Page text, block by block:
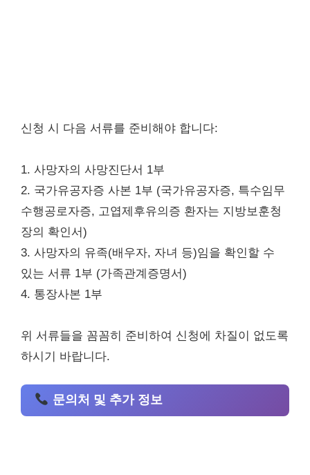
신청 시 다음 서류를 준비해야 합니다:
1. 사망자의 사망진단서 1부
2. 국가유공자증 사본 1부 (국가유공자증, 특수임무
수행공로자증, 고엽제후유의증 환자는 지방보훈청
장의 확인서)
3. 사망자의 유족(배우자, 자녀 등)임을 확인할 수
있는 서류 1부 (가족관계증명서)
4. 통장사본 1부
위 서류들을 꼼꼼히 준비하여 신청에 차질이 없도록
하시기 바랍니다.
문의처 및 추가 정보